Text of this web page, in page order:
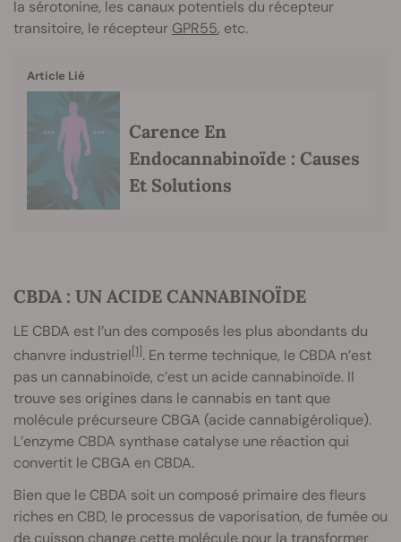
la sérotonine, les canaux potentiels du récepteur
transitoire, le récepteur GPR55, etc.
Article Lié
Carence En
Endocannabinoïde : Causes
Et Solutions
CBDA : UN ACIDE CANNABINOÏDE
LE CBDA est l’un des composés les plus abondants du
chanvre industriel[1]. En terme technique, le CBDA n’est
pas un cannabinoïde, c’est un acide cannabinoïde. Il
trouve ses origines dans le cannabis en tant que
molécule précurseure CBGA (acide cannabigérolique).
L’enzyme CBDA synthase catalyse une réaction qui
convertit le CBGA en CBDA.
Bien que le CBDA soit un composé primaire des fleurs
riches en CBD, le processus de vaporisation, de fumée ou